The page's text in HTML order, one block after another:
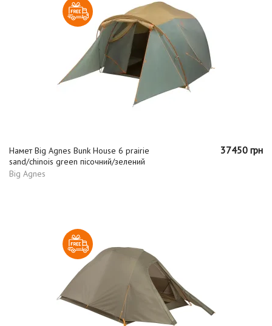
Намет Big Agnes Bunk House 6 prairie
sand/chinois green пісочний/зелений
Big Agnes
37450 грн